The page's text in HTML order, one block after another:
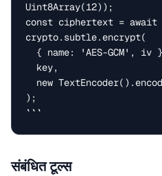
Uint8Array(12));
const ciphertext = await
crypto.subtle.encrypt(
);
```
संबंधित टूल्स